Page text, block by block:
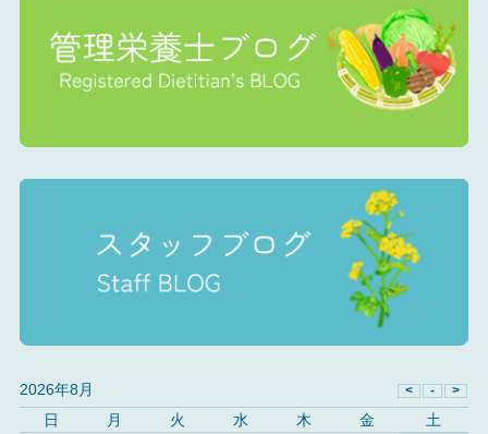
2026年8月
日
月 火 水 木 金
土